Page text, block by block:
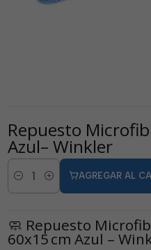
Repuesto
Azul– Winkler
Cantidad
AGREGAR AL
🧼 Repuesto
60x15 cm Azul –